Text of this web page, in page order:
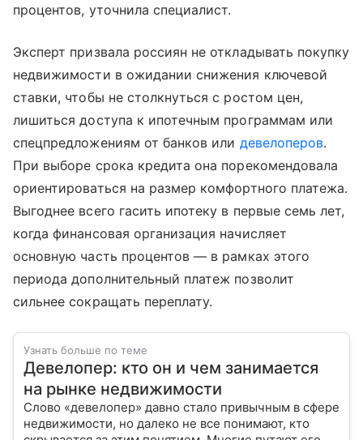
процентов, уточнила специалист.
Эксперт призвала россиян не откладывать покупку
недвижимости в ожидании снижения ключевой
ставки, чтобы не столкнуться с ростом цен,
лишиться доступа к ипотечным программам или
спецпредложениям от банков или девелоперов.
При выборе срока кредита она порекомендовала
ориентироваться на размер комфортного платежа.
Выгоднее всего гасить ипотеку в первые семь лет,
когда финансовая организация начисляет
основную часть процентов — в рамках этого
периода дополнительный платеж позволит
сильнее сокращать переплату.
Узнать больше по теме
Девелопер: кто он и чем занимается
на рынке недвижимости
Слово «девелопер» давно стало привычным в сфере
недвижимости, но далеко не все понимают, кто